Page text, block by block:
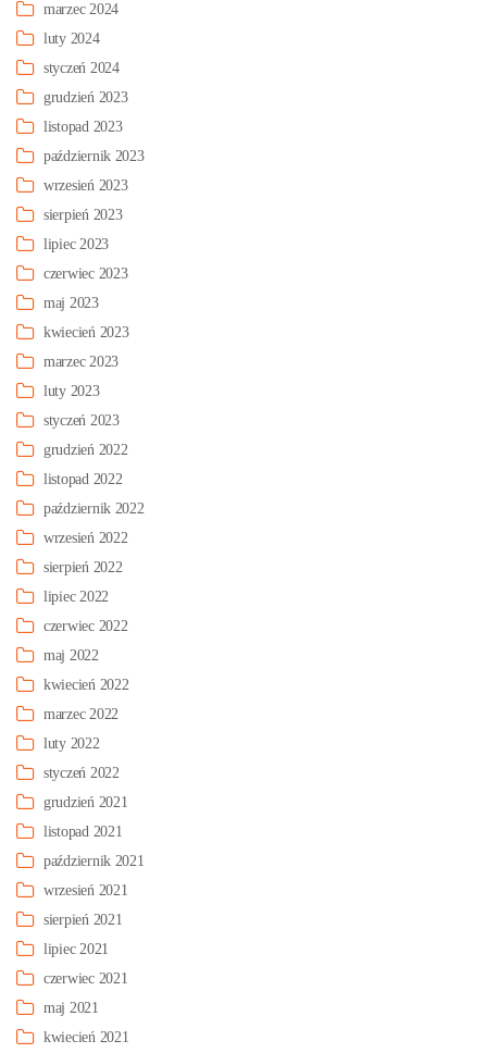
marzec 2024
luty 2024
styczeń 2024
grudzień 2023
listopad 2023
październik 2023
wrzesień 2023
sierpień 2023
lipiec 2023
czerwiec 2023
maj 2023
kwiecień 2023
marzec 2023
luty 2023
styczeń 2023
grudzień 2022
listopad 2022
październik 2022
wrzesień 2022
sierpień 2022
lipiec 2022
czerwiec 2022
maj 2022
kwiecień 2022
marzec 2022
luty 2022
styczeń 2022
grudzień 2021
listopad 2021
październik 2021
wrzesień 2021
sierpień 2021
lipiec 2021
czerwiec 2021
maj 2021
kwiecień 2021